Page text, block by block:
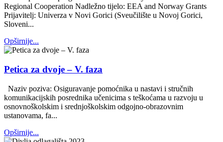
Regional Cooperation Nadležno tijelo: EEA and Norway Grants
Prijavitelj: Univerza v Novi Gorici (Sveučilište u Novoj Gorici,
Sloveni...
Opširnije...
Petica za dvoje – V. faza
Naziv poziva: Osiguravanje pomoćnika u nastavi i stručnih
komunikacijskih posrednika učenicima s teškoćama u razvoju u
osnovnoškolskim i srednjoškolskim odgojno-obrazovnim
ustanovama, fa...
Opširnije...